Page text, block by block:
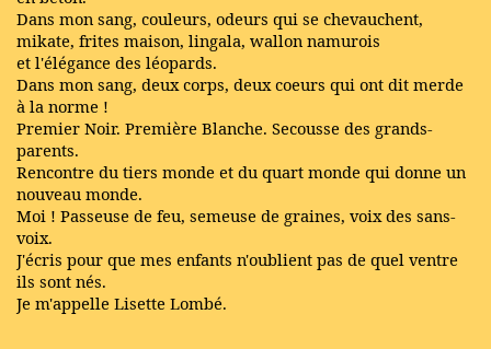
Dans mon sang, couleurs, odeurs qui se chevauchent,
mikate, frites maison, lingala, wallon namurois
et l'élégance des léopards.
Dans mon sang, deux corps, deux coeurs qui ont dit merde
à la norme !
Premier Noir. Première Blanche. Secousse des grands-
parents.
Rencontre du tiers monde et du quart monde qui donne un
nouveau monde.
Moi ! Passeuse de feu, semeuse de graines, voix des sans-
voix.
J'écris pour que mes enfants n'oublient pas de quel ventre
ils sont nés.
Je m'appelle Lisette Lombé.